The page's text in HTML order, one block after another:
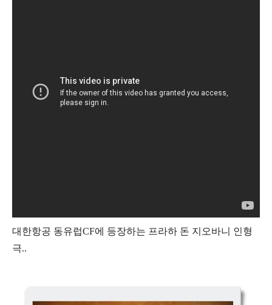
대한항공 동유럽CF에 등장하는 프라하 돈 지오바니 인형
극..